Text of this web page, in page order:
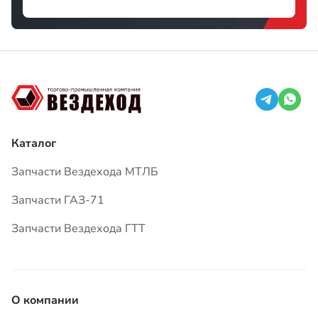
Каталог
Запчасти ГАЗ-71
Запчасти Вездехода ГТТ
Вопросы и ответы